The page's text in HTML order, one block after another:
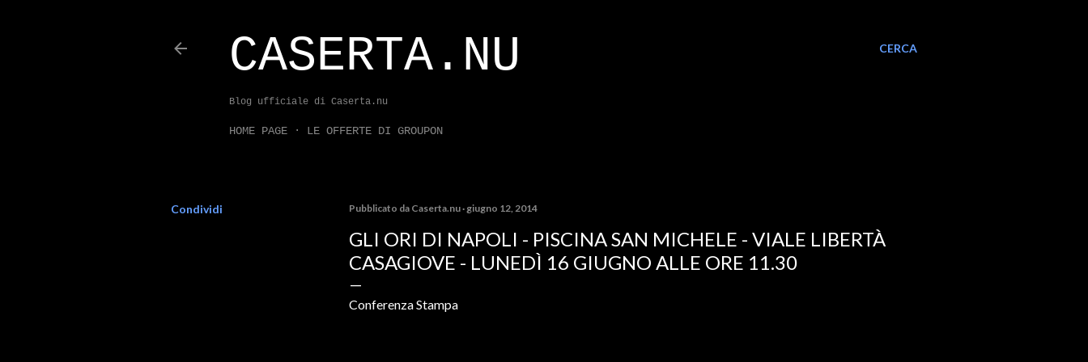
CERCA
CASERTA.NU
Blog ufficiale di Caserta.nu
HOME PAGE LE OFFERTE DI GROUPON
Condividi Pubblicato da Caserta.nu giugno 12, 2014
GLI ORI DI NAPOLI - PISCINA SAN MICHELE - VIALE LIBERTÀ
CASAGIOVE - LUNEDÌ 16 GIUGNO ALLE ORE 11.30
Conferenza Stampa